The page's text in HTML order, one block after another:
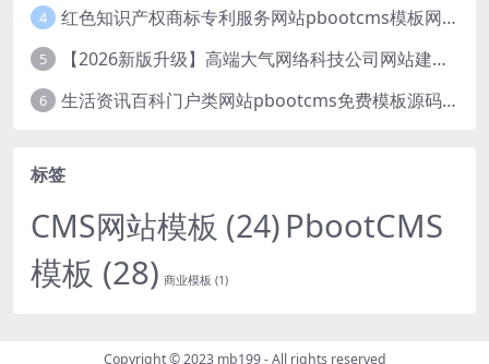
4 红色知识产权商标专利服务网站pbootcms模板网站源码下载
5 【2026新版升级】高端大气网络科技公司网站建设官网源码模板下载
6 生活资讯百科门户类网站pbootcms免费模板源码下载
标签
CMS网站模板 (24)PbootCMS
模板 (28) 商业模板 (1)
Copyright © 2023 mb199- All rights reserved